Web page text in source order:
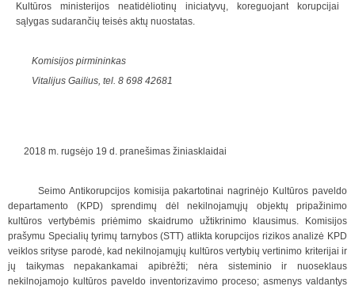
Kultūros ministerijos neatidėliotinų iniciatyvų, koreguojant korupcijai
sąlygas sudarančių teisės aktų nuostatas.
Komisijos pirmininkas
Vitalijus Gailius, tel. 8 698 42681
2018 m. rugsėjo 19 d. pranešimas žiniasklaidai
Seimo Antikorupcijos komisija pakartotinai nagrinėjo Kultūros paveldo
departamento (KPD) sprendimų dėl nekilnojamųjų objektų pripažinimo
kultūros vertybėmis priėmimo skaidrumo užtikrinimo klausimus. Komisijos
prašymu Specialių tyrimų tarnybos (STT) atlikta korupcijos rizikos analizė KPD
veiklos srityse parodė, kad nekilnojamųjų kultūros vertybių vertinimo kriterijai ir
jų taikymas nepakankamai apibrėžti; nėra sisteminio ir nuoseklaus
nekilnojamojo kultūros paveldo inventorizavimo proceso; asmenys valdantys